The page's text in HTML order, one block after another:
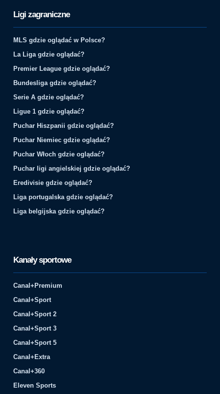
Ligi zagraniczne
MLS gdzie oglądać w Polsce?
La Liga gdzie oglądać?
Premier League gdzie oglądać?
Bundesliga gdzie oglądać?
Serie A gdzie oglądać?
Ligue 1 gdzie oglądać?
Puchar Hiszpanii gdzie oglądać?
Puchar Niemiec gdzie oglądać?
Puchar Włoch gdzie oglądać?
Puchar ligi angielskiej gdzie oglądać?
Eredivisie gdzie oglądać?
Liga portugalska gdzie oglądać?
Liga belgijska gdzie oglądać?
Kanały sportowe
Canal+Premium
Canal+Sport
Canal+Sport 2
Canal+Sport 3
Canal+Sport 5
Canal+Extra
Canal+360
Eleven Sports